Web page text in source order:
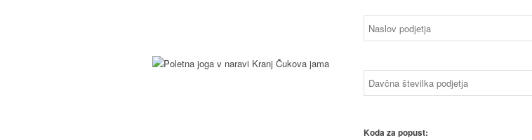
Koda za popust: